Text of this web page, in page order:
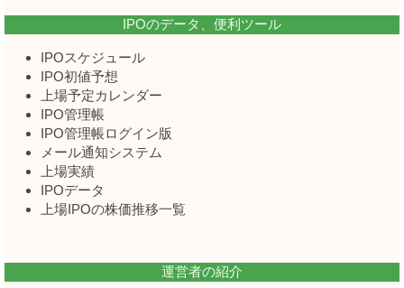
IPOのデータ、便利ツール
IPOスケジュール
IPO初値予想
上場予定カレンダー
IPO管理帳
IPO管理帳ログイン版
メール通知システム
上場実績
IPOデータ
上場IPOの株価推移一覧
運営者の紹介